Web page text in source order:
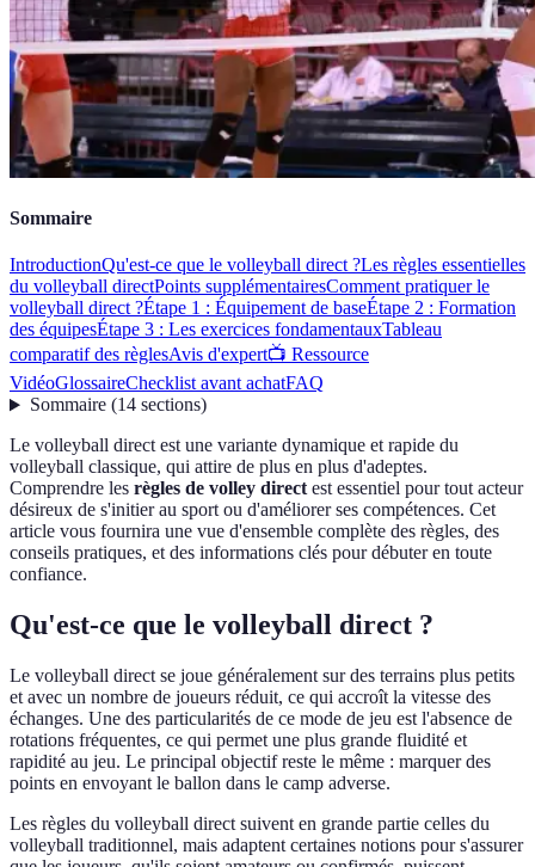
Sommaire
IntroductionQu'est-ce que le volleyball direct ?Les règles essentielles
du volleyball directPoints supplémentairesComment pratiquer le
volleyball direct ?Étape 1 : Équipement de baseÉtape 2 : Formation
des équipesÉtape 3 : Les exercices fondamentauxTableau
comparatif des règlesAvis d'expert📺 Ressource
VidéoGlossaireChecklist avant achatFAQ
Sommaire(14 sections)
Le volleyball direct est une variante dynamique et rapide du
volleyball classique, qui attire de plus en plus d'adeptes.
Comprendre les règles de volley directest essentiel pour tout acteur
désireux de s'initier au sport ou d'améliorer ses compétences. Cet
article vous fournira une vue d'ensemble complète des règles, des
conseils pratiques, et des informations clés pour débuter en toute
confiance.
Qu'est-ce que le volleyball direct ?
Le volleyball direct se joue généralement sur des terrains plus petits
et avec un nombre de joueurs réduit, ce qui accroît la vitesse des
échanges. Une des particularités de ce mode de jeu est l'absence de
rotations fréquentes, ce qui permet une plus grande fluidité et
rapidité au jeu. Le principal objectif reste le même : marquer des
points en envoyant le ballon dans le camp adverse.
Les règles du volleyball direct suivent en grande partie celles du
volleyball traditionnel, mais adaptent certaines notions pour s'assurer